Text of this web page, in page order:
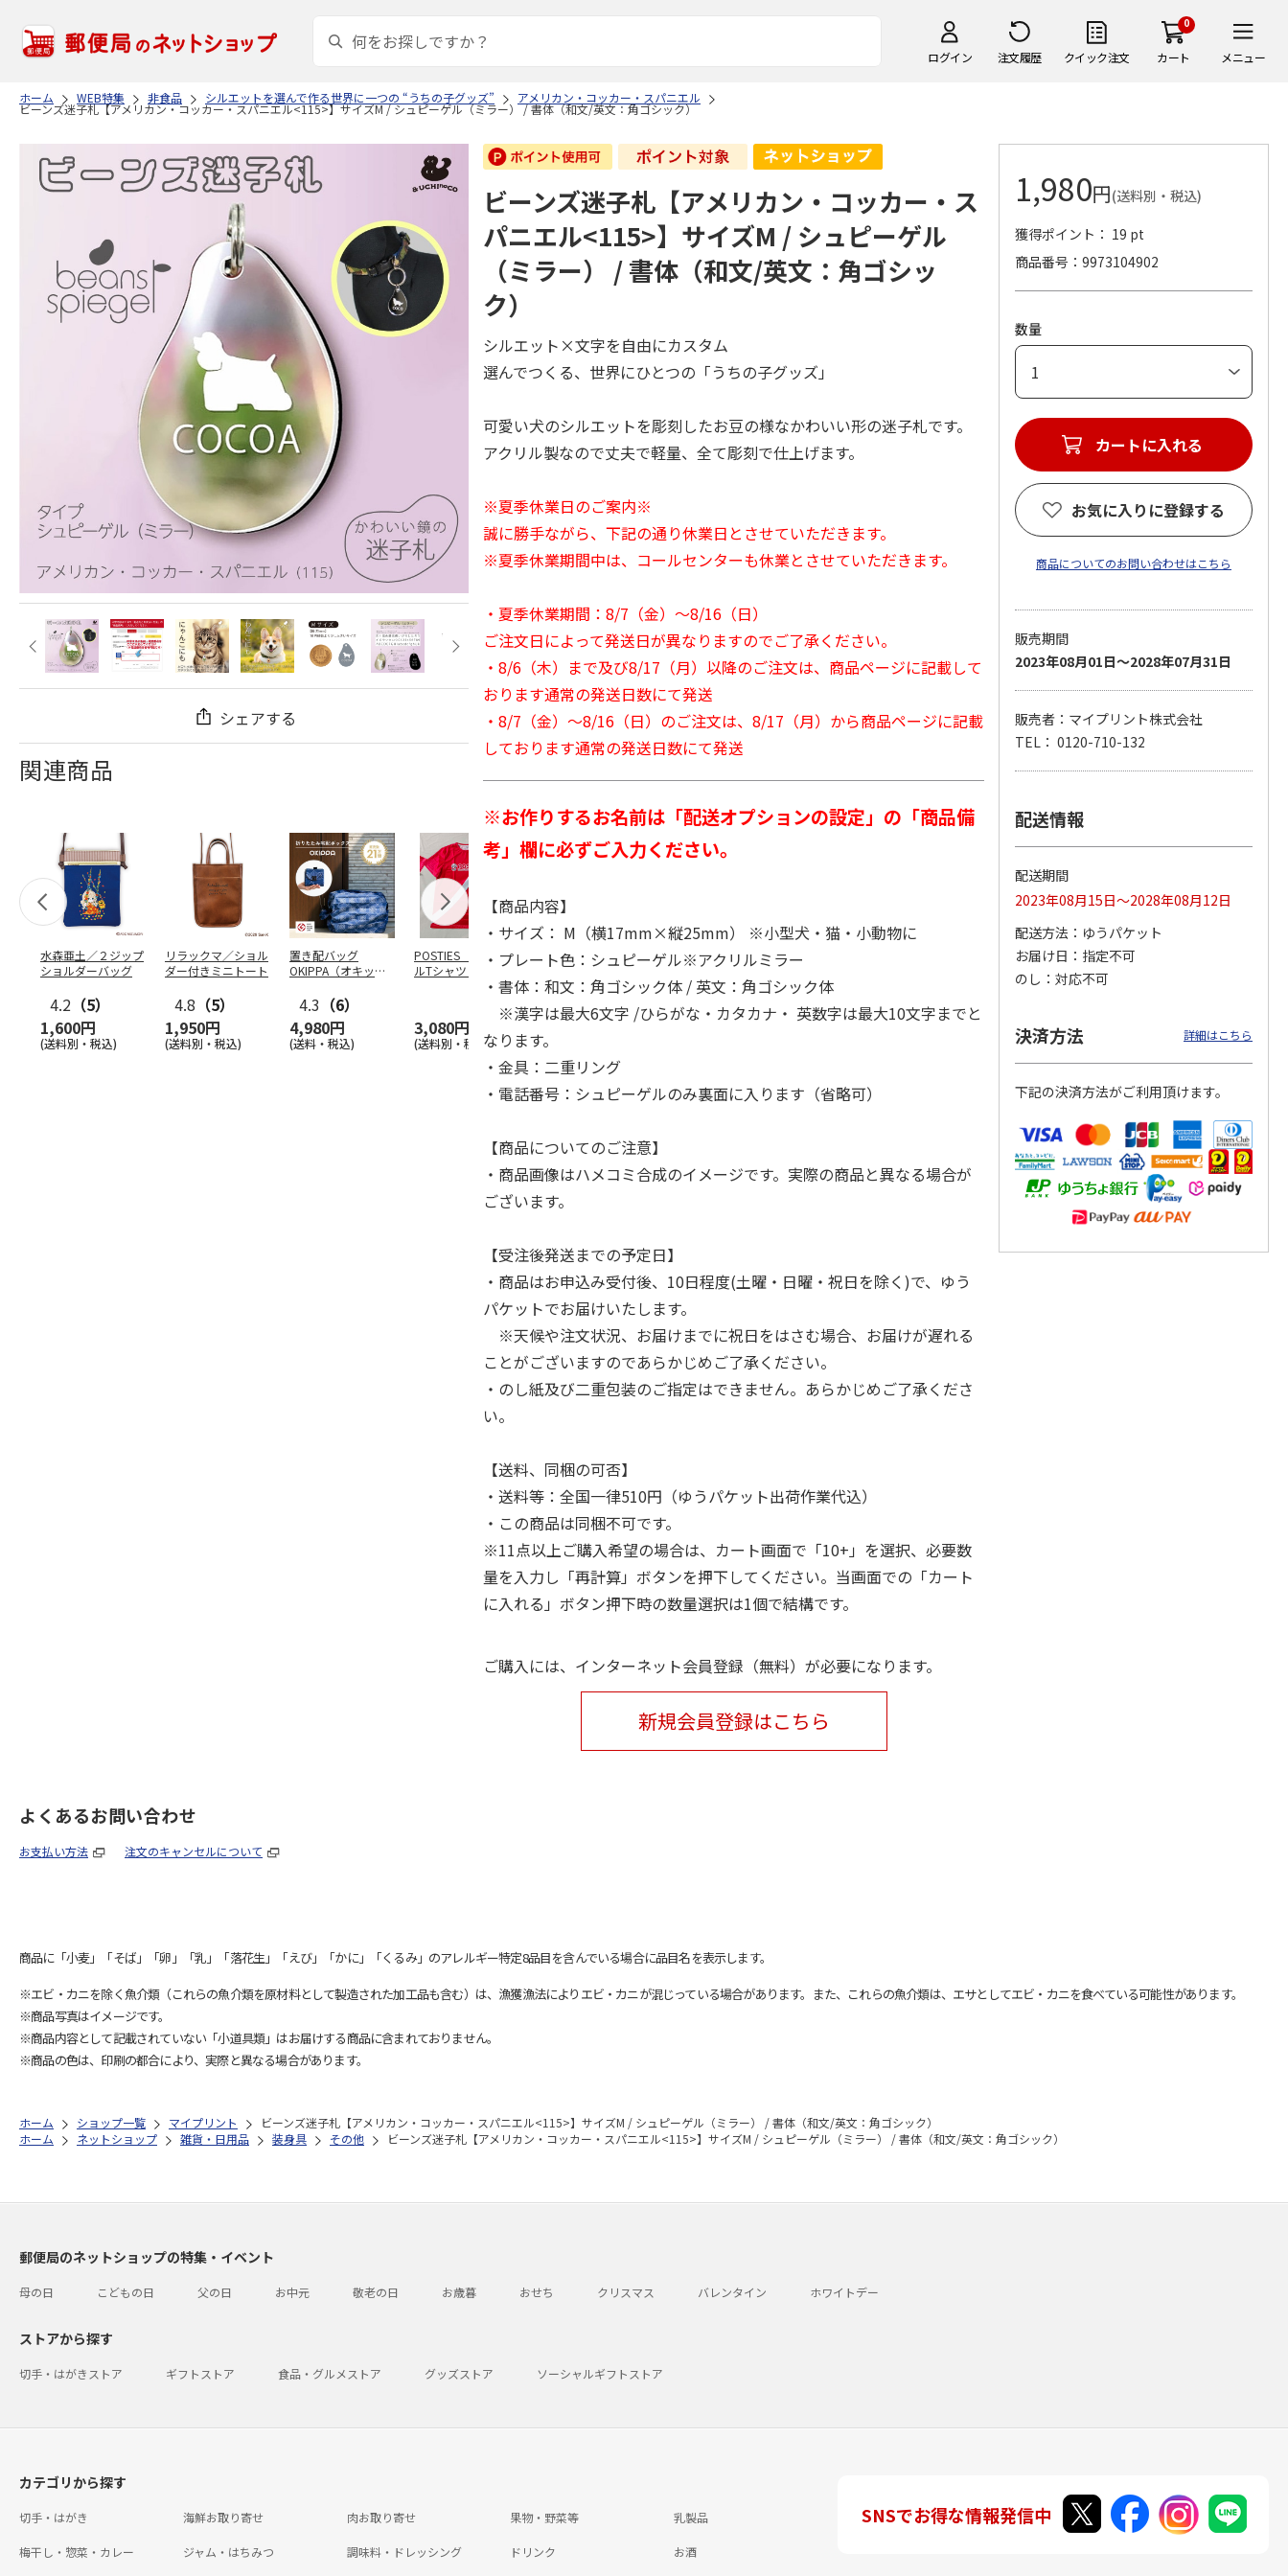
ログイン 注文履歴 クイック注文
0
カート メニュー
ホーム WEB特集 非食品 シルエットを選んで作る世界に一つの “うちの子グッズ” アメリカン・コッカー・スパニエル
ビーンズ迷子札【アメリカン・コッカー・スパニエル<115>】サイズM / シュピーゲル（ミラー） / 書体（和文/英文：角ゴシック）
シェアする
関連商品
水森亜土／２ジップ
ショルダーバッグ
4.2 （5）
1,600円
(送料別・税込)
リラックマ／ショル
ダー付きミニトート
4.8 （5）
1,950円
(送料別・税込)
置き配バッグ
OKIPPA（オキッ
4.3 （6）
4,980円
(送料・税込)
POSTIES オリジナ
ルTシャツ Sサイズ
3,080円
(送料別・税込)
アニメ『ジョジョの
奇妙な冒険 黄金の
風』CITY POP…
5.0（3）
4,939円
(送料別・税込)
コジコジ／ショルダ
ー付きバッグ
4.5（6）
1,760円
風』CITY POP
4.8（4）
3,839円
4,400円
『ジョジョの奇妙な
冒険 スターダスト
クルセイダース』
3,300円
(送料別・税込)
3,300円
(送料別・税込)
ビーンズ迷子札【アメリカン・コッカー・ス
パニエル<115>】サイズM / シュピーゲル
（ミラー） / 書体（和文/英文：角ゴシッ
ク）
シルエット×文字を自由にカスタム
選んでつくる、世界にひとつの「うちの子グッズ」
可愛い犬のシルエットを彫刻したお豆の様なかわいい形の迷子札です。
アクリル製なので丈夫で軽量、全て彫刻で仕上げます。
※夏季休業日のご案内※
誠に勝手ながら、下記の通り休業日とさせていただきます。
※夏季休業期間中は、コールセンターも休業とさせていただきます。
・夏季休業期間：8/7（金）～8/16（日）
ご注文日によって発送日が異なりますのでご了承ください。
・8/6（木）まで及び8/17（月）以降のご注文は、商品ページに記載して
おります通常の発送日数にて発送
・8/7（金）～8/16（日）のご注文は、8/17（月）から商品ページに記載
しております通常の発送日数にて発送
※お作りするお名前は「配送オプションの設定」の「商品備
考」欄に必ずご入力ください。
【商品内容】
・サイズ： M（横17mm×縦25mm） ※小型犬・猫・小動物に
・プレート色：シュピーゲル※アクリルミラー
・書体：和文：角ゴシック体 / 英文：角ゴシック体
※漢字は最大6文字 /ひらがな・カタカナ・ 英数字は最大10文字までと
なります。
・金具：二重リング
・電話番号：シュピーゲルのみ裏面に入ります（省略可）
【商品についてのご注意】
・商品画像はハメコミ合成のイメージです。実際の商品と異なる場合が
ございます。
【受注後発送までの予定日】
・商品はお申込み受付後、10日程度(土曜・日曜・祝日を除く)で、ゆう
パケットでお届けいたします。
※天候や注文状況、お届けまでに祝日をはさむ場合、お届けが遅れる
ことがございますのであらかじめご了承ください。
・のし紙及び二重包装のご指定はできません。あらかじめご了承くださ
い。
【送料、同梱の可否】
・送料等：全国一律510円（ゆうパケット出荷作業代込）
・この商品は同梱不可です。
※11点以上ご購入希望の場合は、カート画面で「10+」を選択、必要数
量を入力し「再計算」ボタンを押下してください。当画面での「カート
に入れる」ボタン押下時の数量選択は1個で結構です。
ご購入には、インターネット会員登録（無料）が必要になります。
新規会員登録はこちら
1,980円(送料別・税込)
獲得ポイント： 19 pt
商品番号
9973104902
数量
カートに入れる
お気に入りに登録する
商品についてのお問い合わせはこちら
販売期間
2023年08月01日～2028年07月31日
販売者：マイプリント株式会社
TEL： 0120-710-132
配送情報
配送期間
2023年08月15日～2028年08月12日
配送方法
ゆうパケット
お届け日
指定不可
のし
対応不可
決済方法 詳細はこちら
下記の決済方法がご利用頂けます。
よくあるお問い合わせ
お支払い方法 注文のキャンセルについて
商品に「小麦」「そば」「卵」「乳」「落花生」「えび」「かに」「くるみ」のアレルギー特定8品目を含んでいる場合に品目名を表示します。
※エビ・カニを除く魚介類（これらの魚介類を原材料として製造された加工品も含む）は、漁獲漁法によりエビ・カニが混じっている場合があります。また、これらの魚介類は、エサとしてエビ・カニを食べている可能性があります。
※商品写真はイメージです。
※商品内容として記載されていない「小道具類」はお届けする商品に含まれておりません。
※商品の色は、印刷の都合により、実際と異なる場合があります。
ホーム ショップ一覧 マイプリント
ビーンズ迷子札【アメリカン・コッカー・スパニエル<115>】サイズM / シュピーゲル（ミラー） / 書体（和文/英文：角ゴシック）
ホーム
ネットショップ 雑貨・日用品 装身具 その他 ビーンズ迷子札【アメリカン・コッカー・スパニエル<115>】サイズM / シュピーゲル（ミラー） / 書体（和文/英文：角ゴシック）
郵便局のネットショップの特集・イベント
母の日 こどもの日 父の日 お中元 敬老の日 お歳暮 おせち クリスマス バレンタイン ホワイトデー
ストアから探す
切手・はがきストア ギフトストア 食品・グルメストア グッズストア ソーシャルギフトストア
カテゴリから探す
切手・はがき 海鮮お取り寄せ 肉お取り寄せ 果物・野菜等 乳製品
梅干し・惣菜・カレー ジャム・はちみつ 調味料・ドレッシング ドリンク お酒
SNSでお得な情報発信中